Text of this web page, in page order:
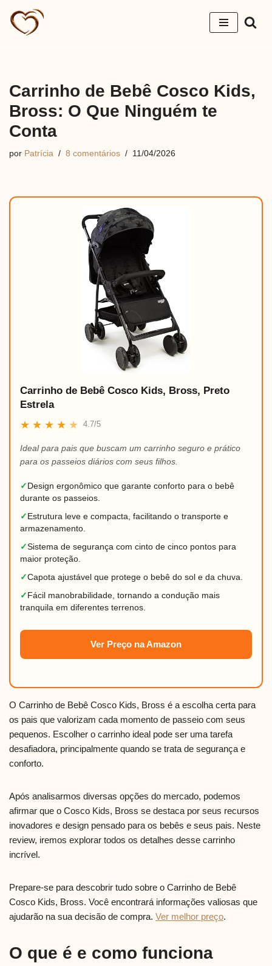
Pular
Carrinho de Bebê Cosco Kids,
Bross: O Que Ninguém te
Conta
por Patrícia 8 comentários 11/04/2026
Carrinho de Bebê Cosco Kids, Bross, Preto
Estrela
★ ★ ★ ★ ★ 4.7/5
Ideal para pais que buscam um carrinho seguro e prático
para os passeios diários com seus filhos.
✓ Design ergonômico que garante conforto para o bebê
durante os passeios.
✓ Estrutura leve e compacta, facilitando o transporte e
armazenamento.
✓Sistema de segurança com cinto de cinco pontos para
maior proteção.
✓Capota ajustável que protege o bebê do sol e da chuva.
✓ Fácil manobrabilidade, tornando a condução mais
tranquila em diferentes terrenos.
Ver Preço na Amazon
O Carrinho de Bebê Cosco Kids, Bross é a escolha certa para
os pais que valorizam cada momento de passeio com seus
pequenos. Escolher o carrinho ideal pode ser uma tarefa
desafiadora, principalmente quando se trata de segurança e
conforto.
Após analisarmos diversas opções do mercado, podemos
afirmar que o Cosco Kids, Bross se destaca por seus recursos
inovadores e design pensado para os bebês e seus pais. Neste
review, iremos explorar todos os detalhes desse carrinho
incrível.
Prepare-se para descobrir tudo sobre o Carrinho de Bebê
Cosco Kids, Bross. Você encontrará informações valiosas que
ajudarão na sua decisão de compra. Ver melhor preço.
O que é e como funciona